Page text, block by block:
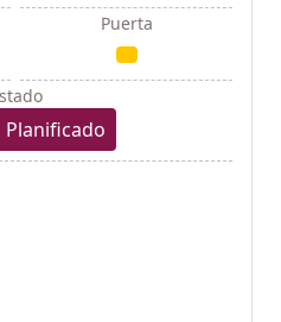
Puerta
Planificado